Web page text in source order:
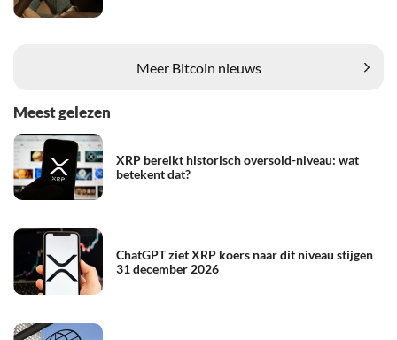
Meer Bitcoin nieuws
Meest gelezen
XRP bereikt historisch oversold-niveau: wat
betekent dat?
ChatGPT ziet XRP koers naar dit niveau stijgen
31 december 2026